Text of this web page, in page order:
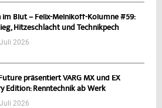
im Blut – Felix-Melnikoff-Kolumne #59:
Hitzeschlacht und Technikpech
2026
präsentiert VARG MX und EX
Edition: Renntechnik ab Werk
2026